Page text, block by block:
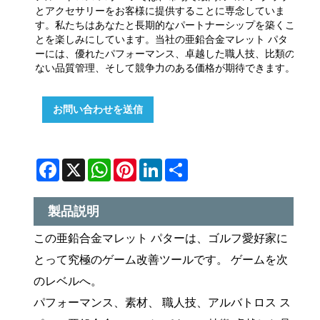
とアクセサリーをお客様に提供することに専念していま
す。私たちはあなたと長期的なパートナーシップを築くこ
とを楽しみにしています。当社の亜鉛合金マレット パタ
ーには、優れたパフォーマンス、卓越した職人技、比類の
ない品質管理、そして競争力のある価格が期待できます。
お問い合わせを送信
Facebook
X WhatsApp
Pinterest
LinkedIn
製品説明
この亜鉛合金マレット パターは、ゴルフ愛好家に
とって究極のゲーム改善ツールです。 ゲームを次
のレベルへ。
パフォーマンス、素材、 職人技、アルバトロス ス